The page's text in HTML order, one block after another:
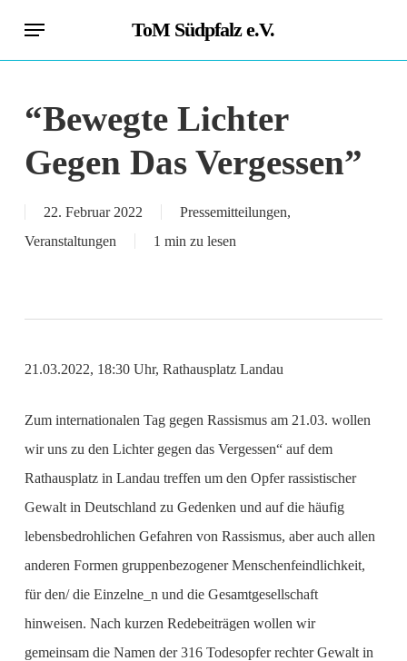
ToM Südpfalz e.V.
Menu
“Bewegte Lichter
Gegen Das Vergessen”
22. Februar 2022 Pressemitteilungen,
Veranstaltungen
1 min zu lesen
21.03.2022, 18:30 Uhr, Rathausplatz Landau
Zum internationalen Tag gegen Rassismus am 21.03. wollen
wir uns zu den Lichter gegen das Vergessen“ auf dem
Rathausplatz in Landau treffen um den Opfer rassistischer
Gewalt in Deutschland zu Gedenken und auf die häufig
lebensbedrohlichen Gefahren von Rassismus, aber auch allen
anderen Formen gruppenbezogener Menschenfeindlichkeit,
für den/ die Einzelne_n und die Gesamtgesellschaft
hinweisen. Nach kurzen Redebeiträgen wollen wir
gemeinsam die Namen der 316 Todesopfer rechter Gewalt in